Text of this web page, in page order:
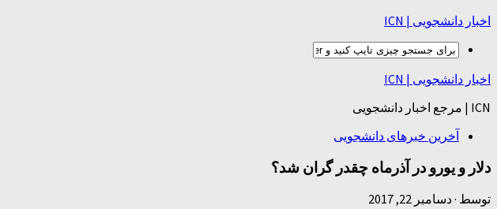
اخبار دانشجویی | ICN
اخبار دانشجویی | ICN
ICN | مرجع اخبار دانشجویی
آخرین خبرهای دانشجویی
دلار و یورو در آذرماه چقدر گران شد؟
توسط ·دسامبر 22, 2017